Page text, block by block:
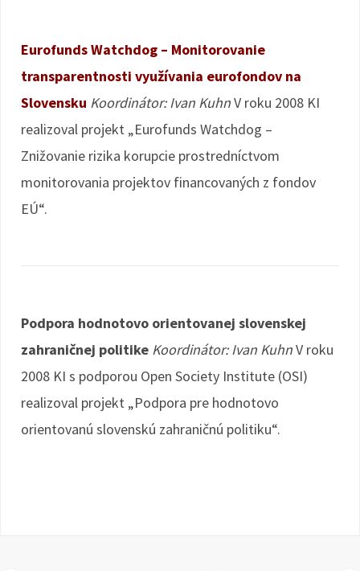
Eurofunds Watchdog – Monitorovanie
transparentnosti využívania eurofondov na
Slovensku Koordinátor: Ivan KuhnV roku 2008 KI
realizoval projekt „Eurofunds Watchdog –
Znižovanie rizika korupcie prostredníctvom
monitorovania projektov financovaných z fondov
EÚ“.
Podpora hodnotovo orientovanej slovenskej
zahraničnej politike Koordinátor: Ivan KuhnV roku
2008 KI s podporou Open Society Institute (OSI)
realizoval projekt „Podpora pre hodnotovo
orientovanú slovenskú zahraničnú politiku“.